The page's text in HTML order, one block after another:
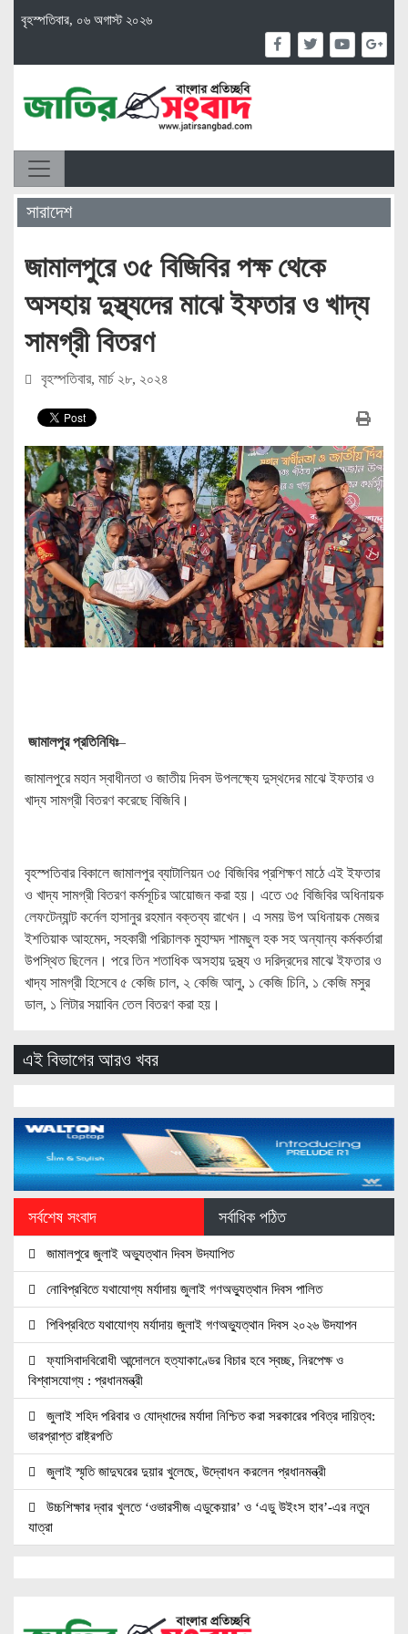
বৃহস্পতিবার, ০৬ অগাস্ট ২০২৬
সারাদেশ
জামালপুরে ৩৫ বিজিবির পক্ষ থেকে
অসহায় দুস্থ্যদের মাঝে ইফতার ও খাদ্য
সামগ্রী বিতরণ
বৃহস্পতিবার, মার্চ ২৮, ২০২৪
জামালপুর প্রতিনিধিঃ–
জামালপুরে মহান স্বাধীনতা ও জাতীয় দিবস উপলক্ষ্যে দুস্থদের মাঝে ইফতার ও
খাদ্য সামগ্রী বিতরণ করেছে বিজিবি।
বৃহস্পতিবার বিকালে জামালপুর ব্যাটালিয়ন ৩৫ বিজিবির প্রশিক্ষণ মাঠে এই ইফতার
ও খাদ্য সামগ্রী বিতরণ কর্মসূচির আয়োজন করা হয়। এতে ৩৫ বিজিবির অধিনায়ক
লেফটেন্যান্ট কর্নেল হাসানুর রহমান বক্তব্য রাখেন। এ সময় উপ অধিনায়ক মেজর
ইশতিয়াক আহমেদ, সহকারী পরিচালক মুহাম্মদ শামছুল হক সহ অন্যান্য কর্মকর্তারা
উপস্থিত ছিলেন। পরে তিন শতাধিক অসহায় দুস্থ্য ও দরিদ্রদের মাঝে ইফতার ও
খাদ্য সামগ্রী হিসেবে ৫ কেজি চাল, ২ কেজি আলু, ১ কেজি চিনি, ১ কেজি মসুর
ডাল, ১ লিটার সয়াবিন তেল বিতরণ করা হয়।
এই বিভাগের আরও খবর
সর্বশেষ সংবাদ সর্বাধিক পঠিত
জামালপুরে জুলাই অভ্যুত্থান দিবস উদযাপিত
নোবিপ্রবিতে যথাযোগ্য মর্যাদায় জুলাই গণঅভ্যুত্থান দিবস পালিত
পিবিপ্রবিতে যথাযোগ্য মর্যাদায় জুলাই গণঅভ্যুত্থান দিবস ২০২৬ উদযাপন
ফ্যাসিবাদবিরোধী আন্দোলনে হত্যাকাণ্ডের বিচার হবে স্বচ্ছ, নিরপেক্ষ ও
বিশ্বাসযোগ্য : প্রধানমন্ত্রী
জুলাই শহিদ পরিবার ও যোদ্ধাদের মর্যাদা নিশ্চিত করা সরকারের পবিত্র দায়িত্ব:
ভারপ্রাপ্ত রাষ্ট্রপতি
জুলাই স্মৃতি জাদুঘরের দুয়ার খুলেছে, উদ্বোধন করলেন প্রধানমন্ত্রী
উচ্চশিক্ষার দ্বার খুলতে ‘ওভারসীজ এডুকেয়ার’ ও ‘এডু উইংস হাব’-এর নতুন
যাত্রা